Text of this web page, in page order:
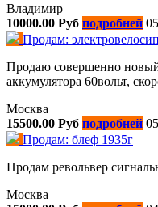
Владимир
10000.00 Руб подробней
Продам:
Продаю совершенно
аккумулятора 60вольт,
Москва
15500.00 Руб подробней
Продам: блеф 1935г
Продам револьвер
Москва